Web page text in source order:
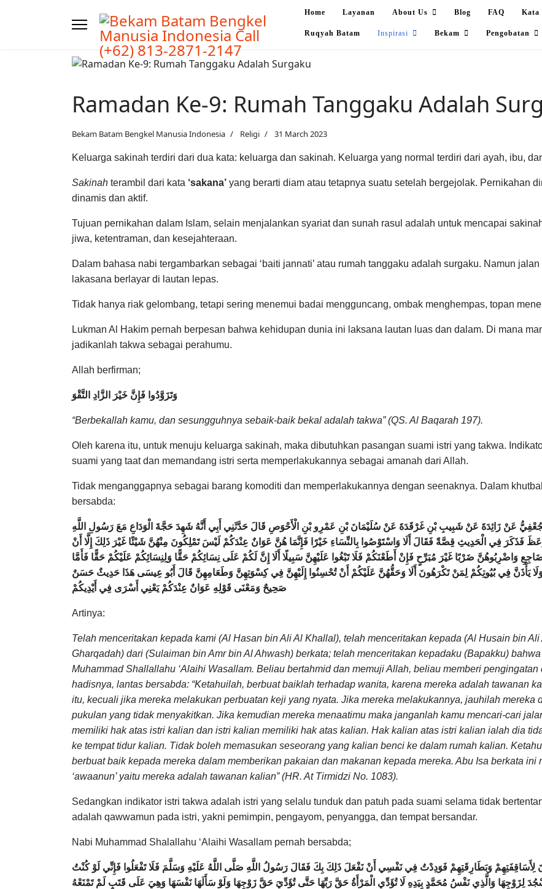
Home Layanan About Us Blog FAQ Kata
Ruqyah Batam Inspirasi Bekam Pengobatan
Ramadan Ke-9: Rumah Tanggaku Adalah
Bekam Batam Bengkel Manusia Indonesia Religi 31 March 2023
Keluarga sakinah terdiri dari dua kata: keluarga dan sakinah. Keluarga yang normal terdiri dari ayah, ibu,
Sakinah terambil dari kata ‘sakana’ yang berarti diam atau tetapnya suatu setelah bergejolak. Pernikahan
dinamis dan aktif.
Tujuan pernikahan dalam Islam, selain menjalankan syariat dan sunah rasul adalah untuk mencapai
jiwa, ketentraman, dan kesejahteraan.
Dalam bahasa nabi tergambarkan sebagai ‘baiti jannati’ atau rumah tanggaku adalah surgaku. Namun
lakasana berlayar di lautan lepas.
Tidak hanya riak gelombang, tetapi sering menemui badai mengguncang, ombak menghempas, topan
Lukman Al Hakim pernah berpesan bahwa kehidupan dunia ini laksana lautan luas dan dalam. Di mana
jadikanlah takwa sebagai perahumu.
Allah berfirman;
وَتَزَوَّدُوا فَإِنَّ خَيْرَ الزَّادِ التَّقْوَ
“Berbekallah kamu, dan sesungguhnya sebaik-baik bekal adalah takwa” (QS. Al Baqarah 197).
Oleh karena itu, untuk menuju keluarga sakinah, maka dibutuhkan pasangan suami istri yang takwa.
suami yang taat dan memandang istri serta memperlakukannya sebagai amanah dari Allah.
Tidak menganggapnya sebagai barang komoditi dan memperlakukannya dengan seenaknya. Dalam
bersabda:
عَنْ زَائِدَةَ عَنْ شَبِيبِ بْنِ غَرْقَدَةَ عَنْ سُلَيْمَانَ بْنِ عَمْرِو بْنِ الْأَحْوَصِ قَالَ حَدَّثَنِي أَبِي أَنَّهُ شَهِدَ حَجَّةَ الْوَدَاعِ مَعَ رَسُولِ اللَّهِ
فَذَكَرَ فِي الْحَدِيثِ قِصَّةً فَقَالَ أَلَا وَاسْتَوْصُوا بِالنِّسَاءِ خَيْرًا فَإِنَّمَا هُنَّ عَوَانٌ عِنْدَكُمْ لَيْسَ تَمْلِكُونَ مِنْهُنَّ شَيْئًا غَيْرَ ذَلِكَ إِلَّا أَنْ
وَاضْرِبُوهُنَّ ضَرْبًا غَيْرَ مُبَرِّحٍ فَإِنْ أَطَعْنَكُمْ فَلَا تَبْغُوا عَلَيْهِنَّ سَبِيلًا أَلَا إِنَّ لَكُمْ عَلَى نِسَائِكُمْ حَقًّا وَلِنِسَائِكُمْ عَلَيْكُمْ حَقًّا فَأَمَّا
يَأْذَنَّ فِي بُيُوتِكُمْ لِمَنْ تَكْرَهُونَ أَلَا وَحَقُّهُنَّ عَلَيْكُمْ أَنْ تُحْسِنُوا إِلَيْهِنَّ فِي كِسْوَتِهِنَّ وَطَعَامِهِنَّ قَالَ أَبُو عِيسَى هَذَا حَدِيثٌ حَسَنٌ
صَحِيحٌ وَمَعْنَى قَوْلِهِ عَوَانٌ عِنْدَكُمْ يَعْنِي أَسْرَى فِي أَيْدِيكُمْ
Artinya:
Telah menceritakan kepada kami (Al Hasan bin Ali Al Khallal), telah menceritakan kepada (Al Husain bin
Gharqadah) dari (Sulaiman bin Amr bin Al Ahwash) berkata; telah menceritakan kepadaku (Bapakku)
Muhammad Shallallahu ‘Alaihi Wasallam. Beliau bertahmid dan memuji Allah, beliau memberi
hadisnya, lantas bersabda: “Ketahuilah, berbuat baiklah terhadap wanita, karena mereka adalah tawanan
itu, kecuali jika mereka melakukan perbuatan keji yang nyata. Jika mereka melakukannya, jauhilah mereka
pukulan yang tidak menyakitkan. Jika kemudian mereka menaatimu maka janganlah kamu mencari-cari
memiliki hak atas istri kalian dan istri kalian memiliki hak atas kalian. Hak kalian atas istri kalian ialah dia
ke tempat tidur kalian. Tidak boleh memasukan seseorang yang kalian benci ke dalam rumah kalian.
berbuat baik kepada mereka dalam memberikan pakaian dan makanan kepada mereka. Abu Isa berkata
‘awaanun’ yaitu mereka adalah tawanan kalian” (HR. At Tirmidzi No. 1083).
Sedangkan indikator istri takwa adalah istri yang selalu tunduk dan patuh pada suami selama tidak
adalah qawwamun pada istri, yakni pemimpin, pengayom, penyangga, dan tempat bersandar.
Nabi Muhammad Shalallahu ‘Alaihi Wasallam pernah bersabda;
لِأَسَاقِفَتِهِمْ وَبَطَارِقَتِهِمْ فَوَدِدْتُ فِي نَفْسِي أَنْ نَفْعَلَ ذَلِكَ بِكَ فَقَالَ رَسُولُ اللَّهِ صَلَّى اللَّهُ عَلَيْهِ وَسَلَّمَ فَلَا تَفْعَلُوا فَإِنِّي لَوْ كُنْتُ
تَسْجُدَ لِزَوْجِهَا وَالَّذِي نَفْسُ مُحَمَّدٍ بِيَدِهِ لَا تُؤَدِّي الْمَرْأَةُ حَقَّ رَبِّهَا حَتَّى تُؤَدِّيَ حَقَّ زَوْجِهَا وَلَوْ سَأَلَهَا نَفْسَهَا وَهِيَ عَلَى قَتَبٍ لَمْ تَمْنَعْهُ